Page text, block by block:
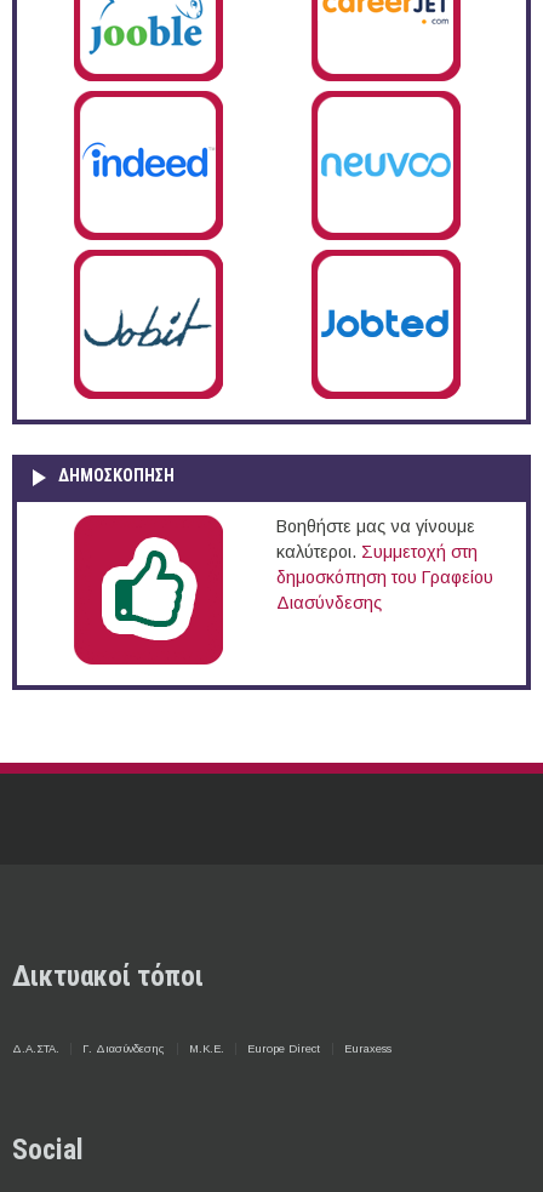
ΔΗΜΟΣΚΌΠΗΣΗ
Βοηθήστε μας να γίνουμε
καλύτεροι. Συμμετοχή στη
δημοσκόπηση του Γραφείου
Διασύνδεσης
Δικτυακοί τόποι
Δ.Α.ΣΤΑ. Γ. Διασύνδεσης Μ.Κ.Ε. Europe Direct Euraxess
Social